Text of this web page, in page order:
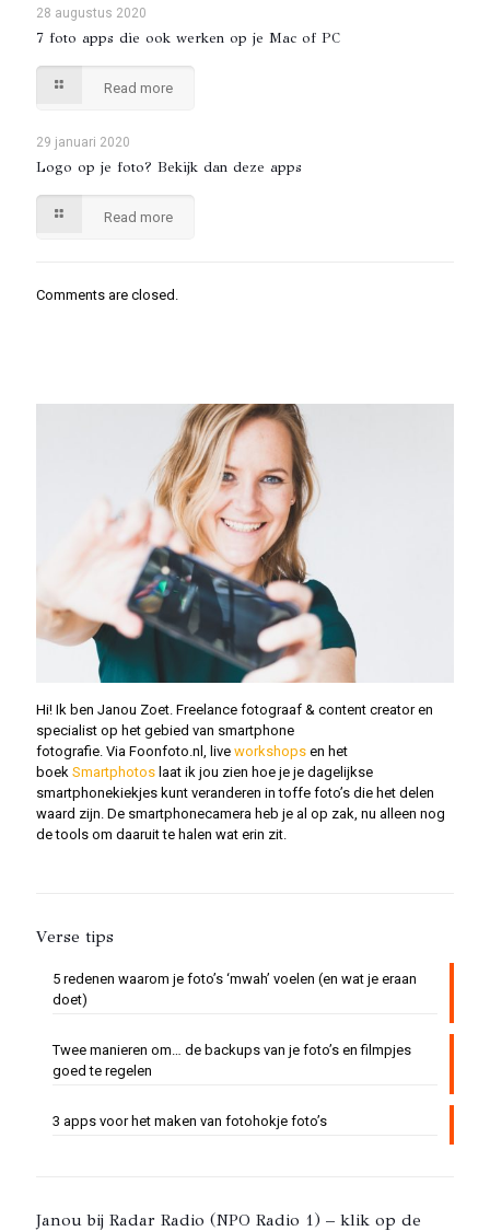
28 augustus 2020
7 foto apps die ook werken op je Mac of PC
Read more
29 januari 2020
Logo op je foto? Bekijk dan deze apps
Read more
Comments are closed.
Hi! Ik ben Janou Zoet. Freelance fotograaf & content creator en
specialist op het gebied van smartphone
fotografie. Via Foonfoto.nl, live workshops en het
boek Smartphotos laat ik jou zien hoe je je dagelijkse
smartphonekiekjes kunt veranderen in toffe foto’s die het delen
waard zijn. De smartphonecamera heb je al op zak, nu alleen nog
de tools om daaruit te halen wat erin zit.
Verse tips
5 redenen waarom je foto’s ‘mwah’ voelen (en wat je eraan
doet)
Twee manieren om… de backups van je foto’s en filmpjes
goed te regelen
3 apps voor het maken van fotohokje foto’s
Janou bij Radar Radio (NPO Radio 1) – klik op de